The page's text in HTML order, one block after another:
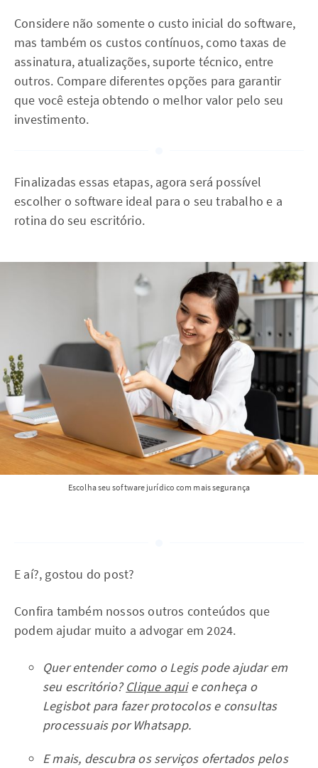
Considere não somente o custo inicial do software,
mas também os custos contínuos, como taxas de
assinatura, atualizações, suporte técnico, entre
outros. Compare diferentes opções para garantir
que você esteja obtendo o melhor valor pelo seu
investimento.
Finalizadas essas etapas, agora será possível
escolher o software ideal para o seu trabalho e a
rotina do seu escritório.
Escolha seu software jurídico com mais segurança
E aí?, gostou do post?
Confira também nossos outros conteúdos que
podem ajudar muito a advogar em 2024.
Quer entender como o Legis pode ajudar em
seu escritório?Clique aquie conheça o
Legisbot para fazer protocolos e consultas
processuais por Whatsapp.
E mais, descubra os serviços ofertados pelos